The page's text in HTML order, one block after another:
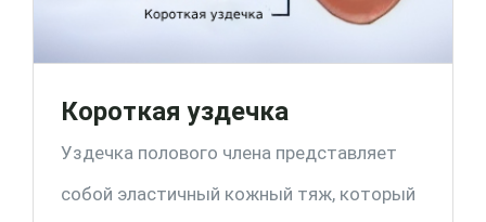
Короткая уздечка
Уздечка полового члена представляет
собой эластичный кожный тяж, который